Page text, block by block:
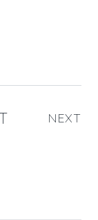
NEXT